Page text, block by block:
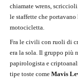
chiamate wrens,
le staffette che
motocicletta.
Fra le civili con ruoli di
era la sola. Il gruppo più
papirologista e
tipe toste come Mavis